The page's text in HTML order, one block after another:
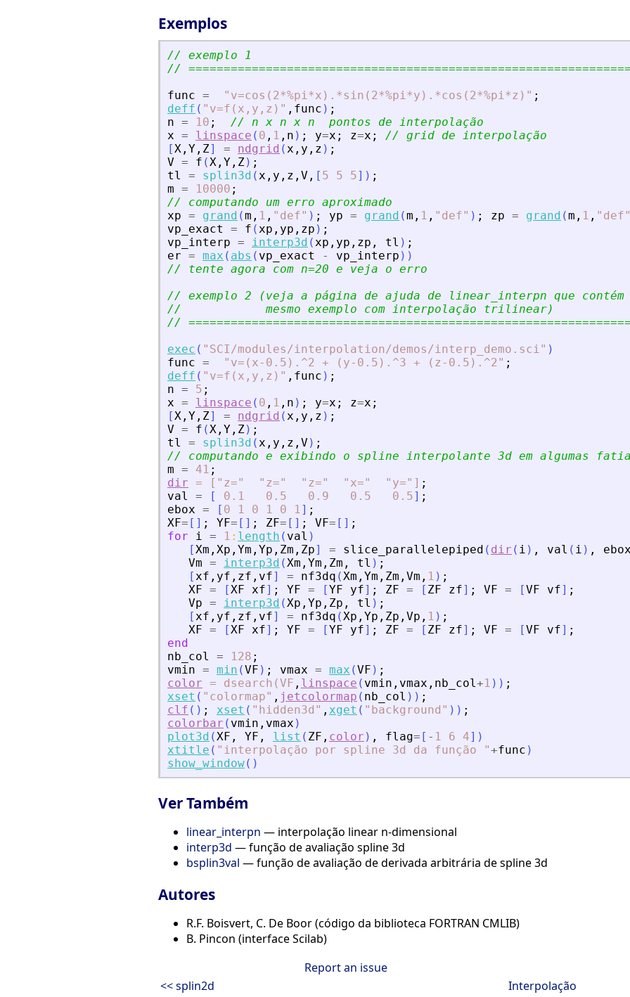
Exemplos
// exemplo 1
//
func = " v=cos(2*%pi*x).*sin(2*%pi*y).*cos(2*%pi*z) " ;
deff ( " v=f(x,y,z) " , func ) ;
n = 10 ;
// n x n x n  pontos de interpolação
x = linspace ( 0 , 1 , n ) ; y=x ; z=x ;
// grid de interpolação
[X , Y , Z] = ndgrid (x , y , z ) ;
V = f (X , Y , Z) ;
tl
= splin3d (x , y , z , V , [ 5 5 5] ) ;
m = 10000 ;
// computando um erro aproximado
xp = grand (m , 1 , " def" ) ; yp = grand (m , 1 , " def" ) ; zp = grand (m , 1 , " def"
vp_exact
= f (xp , yp , zp ) ;
vp_interp = interp3d (xp , yp , zp , tl ) ;
er = max ( abs ( vp_exact - vp_interp ) )
// tente agora com n=20 e veja o erro
// exemplo 2 (veja a página de ajuda de linear_interpn que contém
//            mesmo exemplo com interpolação trilinear)
//
exec ( " SCI/modules/interpolation/demos/interp_demo.sci" )
func = " v=(x-0.5).^2 + (y-0.5).^3 + (z-0.5).^2" ;
deff ( " v=f(x,y,z) " , func ) ;
n = 5 ;
x = linspace ( 0 , 1 , n ) ; y=x ; z=x ;
[X , Y , Z] = ndgrid (x , y , z ) ;
V = f (X , Y , Z) ;
tl
= splin3d (x , y , z , V ) ;
// computando e exibindo o spline interpolante 3d em algumas
m = 41 ;
dir = ["z=" "z=" "z=" "x=" "y="] ;
val
= [ 0.1 0.5 0.9 0.5 0.5] ;
ebox = [ 0 1 0 1 0 1] ;
XF= [ ] ; YF= [ ] ; ZF= [ ] ; VF= [ ] ;
for
i = 1 : length ( val )
[Xm , Xp , Ym , Yp , Zm , Zp] = slice_parallelepiped ( dir ( i ) , val ( i ) , ebox
Vm = interp3d (Xm , Ym , Zm , tl ) ;
[xf , yf , zf , vf] = nf3dq (Xm , Ym , Zm , Vm , 1 ) ;
XF = [XF xf] ; YF = [YF yf] ; ZF = [ ZF zf] ; VF = [VF vf] ;
Vp = interp3d (Xp , Yp , Zp , tl ) ;
[xf , yf , zf , vf] = nf3dq (Xp , Yp , Zp , Vp , 1 ) ;
XF = [XF xf] ; YF = [YF yf] ; ZF = [ ZF zf] ; VF = [VF vf] ;
end
nb_col
= 128 ;
vmin = min (VF ) ; vmax = max (VF ) ;
color = dsearch(VF , linspace ( vmin , vmax , nb_col+1 ) ) ;
xset ( " colormap" , jetcolormap ( nb_col ) ) ;
clf ( ) ; xset ( " hidden3d " , xget ( " background " ) ) ;
colorbar ( vmin , vmax )
plot3d (XF , YF , list ( ZF , color ) , flag= [ - 1 6 4] )
xtitle ( " interpolação por spline 3d da função "+func )
show_window( )
Ver Também
linear_interpn — interpolação linear n-dimensional
interp3d — função de avaliação spline 3d
bsplin3val — função de avaliação de derivada arbitrária de spline 3d
Autores
R.F. Boisvert, C. De Boor (código da biblioteca FORTRAN CMLIB)
B. Pincon (interface Scilab)
Report an issue
<< splin2d
Interpolação